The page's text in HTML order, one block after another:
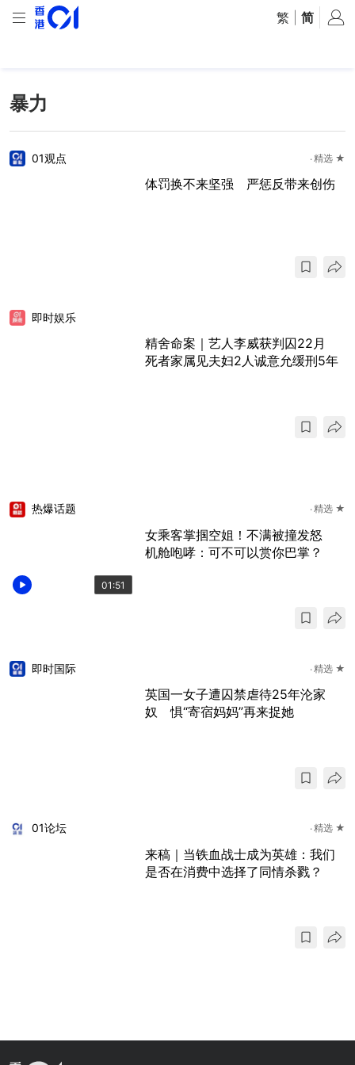
繁 简
暴力
01观点 精选 ★
体罚换不来坚强 严惩反带来创伤
即时娱乐
精舍命案｜艺人李威获判囚22月
死者家属见夫妇2人诚意允缓刑5年
01:51
热爆话题 精选 ★
女乘客掌掴空姐！不满被撞发怒
机舱咆哮：可不可以赏你巴掌？
即时国际 精选 ★
英国一女子遭囚禁虐待25年沦家
奴 惧“寄宿妈妈”再来捉她
01论坛 精选 ★
来稿｜当铁血战士成为英雄：我们
是否在消费中选择了同情杀戮？